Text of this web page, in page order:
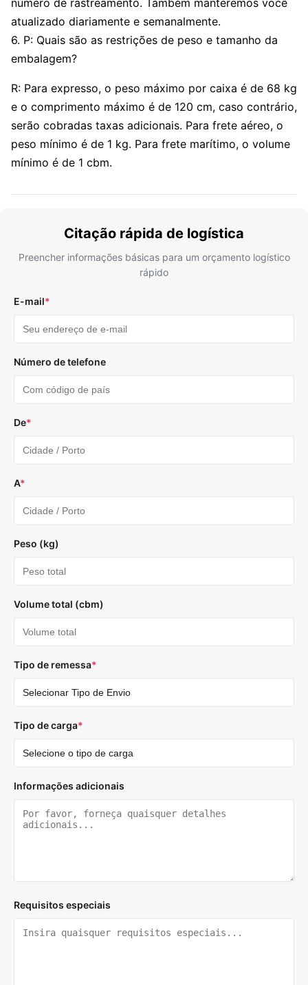
número de rastreamento. Também manteremos você
atualizado diariamente e semanalmente.
6. P: Quais são as restrições de peso e tamanho da
embalagem?
R: Para expresso, o peso máximo por caixa é de 68 kg
e o comprimento máximo é de 120 cm, caso contrário,
serão cobradas taxas adicionais. Para frete aéreo, o
peso mínimo é de 1 kg. Para frete marítimo, o volume
mínimo é de 1 cbm.
Citação rápida de logística
Preencher informações básicas para um orçamento logístico
rápido
E-mail*
Número de telefone
De*
A*
Peso (kg)
Volume total (cbm)
Tipo de remessa*
Tipo de carga*
Informações adicionais
Requisitos especiais